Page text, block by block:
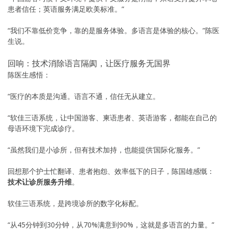
患者信任；英语服务满足欧美标准。”
“我们不靠低价竞争，靠的是服务体验。多语言是体验的核心。”陈医
生说。
回响：技术消除语言隔阂，让医疗服务无国界
陈医生感悟：
“医疗的本质是沟通。语言不通，信任无从建立。
“软佳三语系统，让中国游客、柬语患者、英语游客，都能在自己的
母语环境下完成诊疗。
“虽然我们是小诊所，但有技术加持，也能提供’国际化’服务。”
回想那个护士忙翻译、患者抱怨、效率低下的日子，陈国雄感慨：
技术让诊所服务升维。
软佳三语系统，是跨境诊所的数字化标配。
“从45分钟到30分钟，从70%满意到90%，这就是多语言的力量。”